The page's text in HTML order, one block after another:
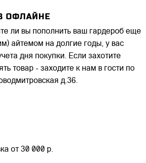
ОФЛАЙНЕ
ли вы пополнить ваш гардероб еще
айтемом на долгие годы, у вас
дня покупки. Если захотите
товар - заходите к нам в гости по
д.36.
от 30 000 р.